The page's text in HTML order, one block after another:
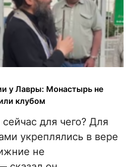
у Лавры: Монастырь не
клубом
для чего? Для
укреплялись в вере
не